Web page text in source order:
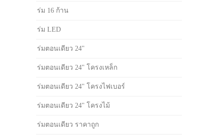
ร่ม 16 ก้าน
ร่ม LED
ร่มตอนเดียว 24"
ร่มตอนเดียว 24" โครงเหล็ก
ร่มตอนเดียว 24" โครงไฟเบอร์
ร่มตอนเดียว 24" โครงไม้
ร่มตอนเดียว ราคาถูก